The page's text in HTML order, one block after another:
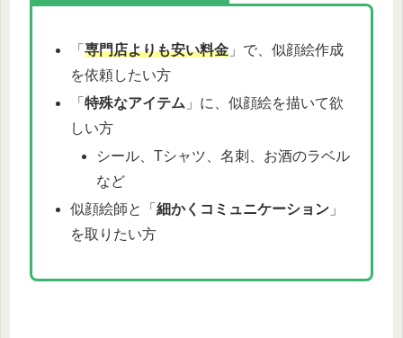
「 専門店よりも安い料金」で、似顔絵作成
を依頼したい方
「 特殊なアイテム 」に、似顔絵を描いて欲
しい方
シール、Tシャツ、名刺、お酒のラベル
など
似顔絵師と「 細かくコミュニケーション」
を取りたい方